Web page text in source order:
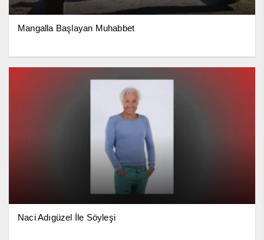
Mangalla Başlayan Muhabbet
Naci Adıgüzel İle Söyleşi